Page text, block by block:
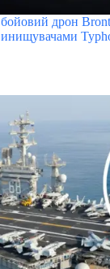
бойовий дрон